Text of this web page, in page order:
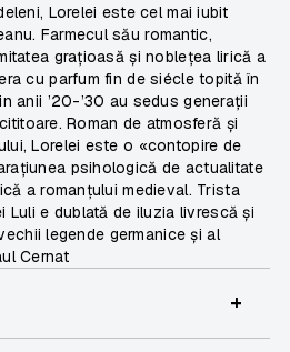
Lorelei este cel mai iubit
Farmecul său romantic,
graţioasă şi nobleţea lirică a
cu parfum fin de siécle topită în
anii ’20-’30 au sedus generaţii
Roman de atmosferă şi
Lorelei este o «contopire de
psihologică de actualitate
a romanţului medieval. Trista
Luli e dublată de iluzia livrescă şi
legende germanice şi al
Cernat
+